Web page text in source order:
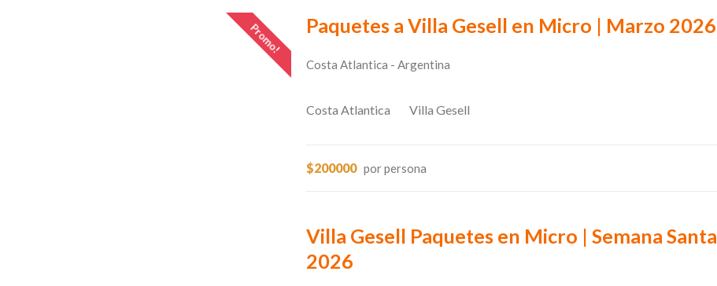
Promo! Paquetes a Villa Gesell en Micro | Marzo 2026
Costa Atlantica - Argentina
Costa Atlantica Villa Gesell
$200000 por persona
Villa Gesell Paquetes en Micro | Semana Santa
2026